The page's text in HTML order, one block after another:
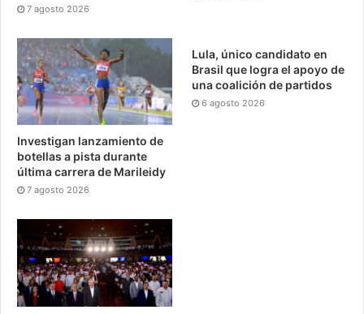
7 agosto 2026
Investigan lanzamiento de
botellas a pista durante
última carrera de Marileidy
7 agosto 2026
Lula, único candidato en
Brasil que logra el apoyo de
una coalición de partidos
6 agosto 2026